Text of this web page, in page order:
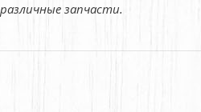
запчасти.